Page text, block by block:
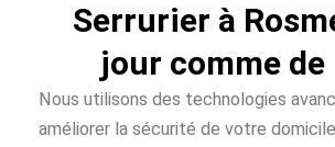
Serrurier à
jour comme
Nous utilisons des technologies
améliorer la sécurité de votre